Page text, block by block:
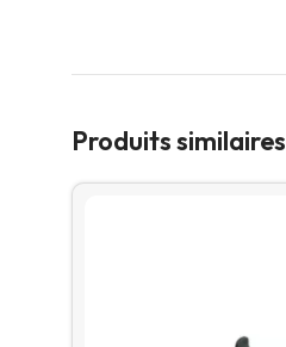
Produits similaires